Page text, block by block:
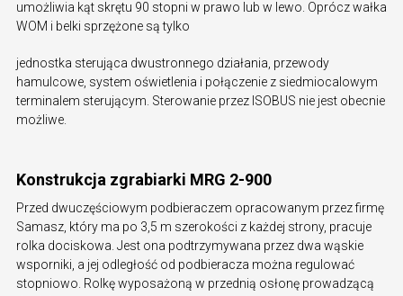
umożliwia kąt skrętu 90 stopni w prawo lub w lewo. Oprócz wałka
WOM i belki sprzężone są tylko
jednostka sterująca dwustronnego działania, przewody
hamulcowe, system oświetlenia i połączenie z siedmiocalowym
terminalem sterującym. Sterowanie przez ISOBUS nie jest obecnie
możliwe.
Konstrukcja zgrabiarki MRG 2-900
Przed dwuczęściowym podbieraczem opracowanym przez firmę
Samasz, który ma po 3,5 m szerokości z każdej strony, pracuje
rolka dociskowa. Jest ona podtrzymywana przez dwa wąskie
wsporniki, a jej odległość od podbieracza można regulować
stopniowo. Rolkę wyposażoną w przednią osłonę prowadzącą